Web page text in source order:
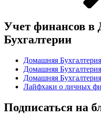
Учет финансов в
Бухгалтерии
Домашняя
Домашняя
Домашняя
Лайфхаки о личных
Подписаться на